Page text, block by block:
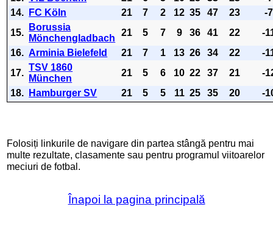
14.
FC Köln 21 7 2 12 35 47 23
-7
15.
Borussia
Mönchengladbach
21 5 7 9 36 41 22
-
16. Arminia Bielefeld 21 7 1 13 26 34 22
-
17.
TSV 1860
München
21 5 6 10 22 37 21
-
18.
Hamburger SV 21 5 5 11 25 35 20 -
Folosiți linkurile de navigare din partea stângă pentru mai
multe rezultate, clasamente sau pentru programul viitoarelor
meciuri de fotbal.
Înapoi la pagina principală